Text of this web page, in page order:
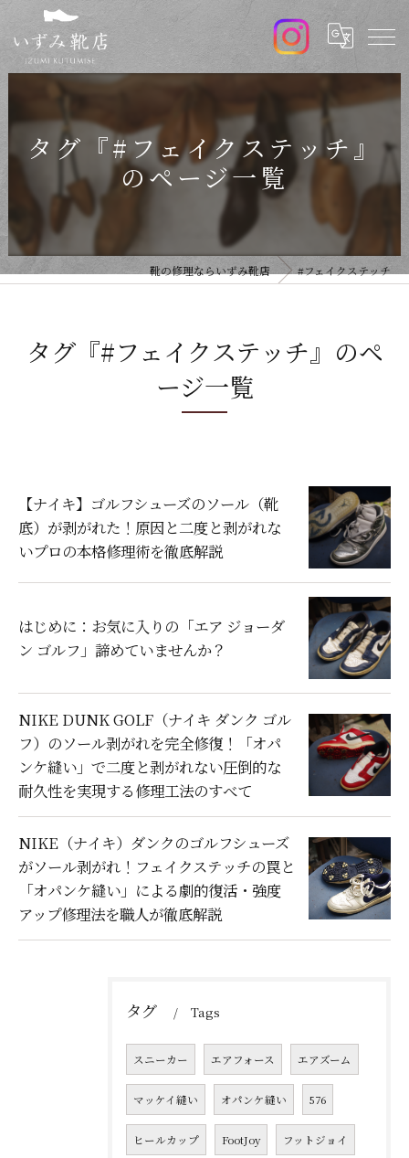
タグ『#フェイクステッチ』
のページ一覧
靴の修理ならいずみ靴店 #フェイクステッチ
タグ『#フェイクステッチ』のペ
ージ一覧
【ナイキ】ゴルフシューズのソール（靴
底）が剥がれた！原因と二度と剥がれな
いプロの本格修理術を徹底解説
はじめに：お気に入りの「エア ジョーダ
ン ゴルフ」諦めていませんか？
NIKE DUNK GOLF（ナイキ ダンク ゴル
フ）のソール剥がれを完全修復！「オパ
ンケ縫い」で二度と剥がれない圧倒的な
耐久性を実現する修理工法のすべて
NIKE（ナイキ）ダンクのゴルフシューズ
がソール剥がれ！フェイクステッチの罠と
「オパンケ縫い」による劇的復活・強度
アップ修理法を職人が徹底解説
タグ Tags
スニーカー エアフォース エアズーム
マッケイ縫い オパンケ縫い 576
ヒールカップ FootJoy フットジョイ